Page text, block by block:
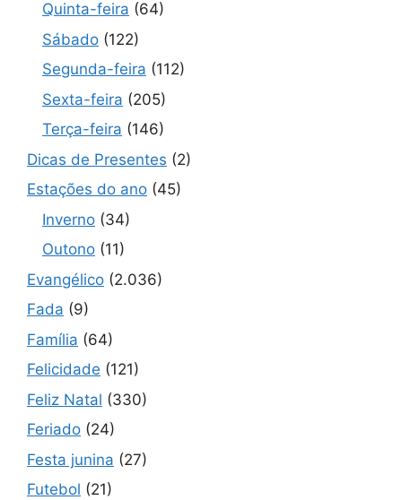
Quinta-feira (64)
Sábado (122)
Segunda-feira (112)
Sexta-feira (205)
Terça-feira (146)
Dicas de Presentes (2)
Estações do ano (45)
Inverno (34)
Outono (11)
Evangélico (2.036)
Fada (9)
Família (64)
Felicidade (121)
Feliz Natal (330)
Feriado (24)
Festa junina (27)
Futebol (21)